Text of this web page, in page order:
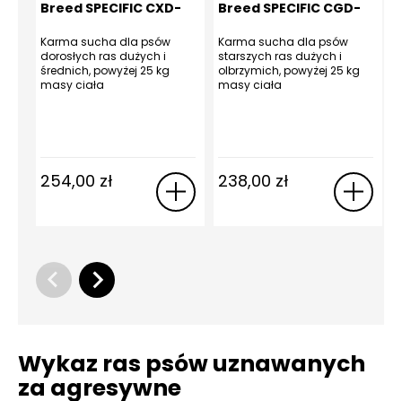
Breed SPECIFIC CXD-
Karma sucha dla psów
dorosłych ras dużych i
średnich, powyżej 25 kg
masy ciała
254,00 zł
Breed SPECIFIC CGD-
Karma sucha dla psów
starszych ras dużych i
olbrzymich, powyżej 25 kg
masy ciała
238,00 zł
Wykaz ras psów uznawanych
za agresywne